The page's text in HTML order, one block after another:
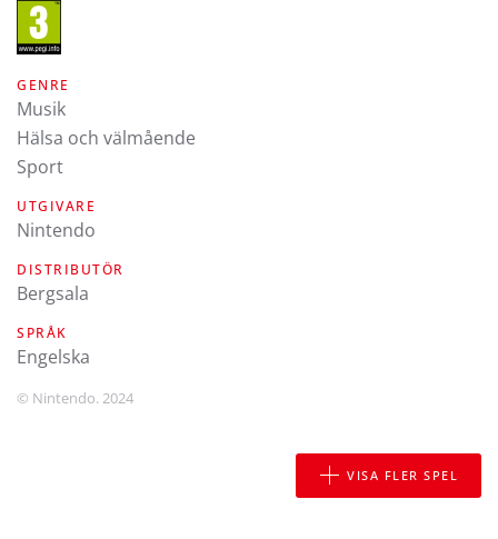
GENRE
Musik
Hälsa och välmående
Sport
UTGIVARE
Nintendo
DISTRIBUTÖR
Bergsala
SPRÅK
engelska
© Nintendo. 2024
VISA FLER SPEL